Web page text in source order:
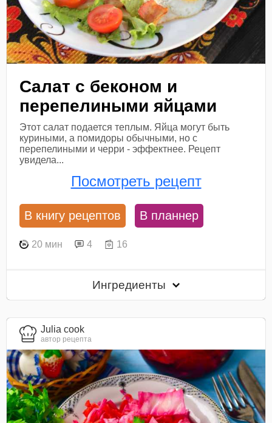
Салат с беконом и
перепелиными яйцами
Этот салат подается теплым. Яйца могут быть
куриными, а помидоры обычными, но с
перепелиными и черри - эффектнее. Рецепт
увидела...
Посмотреть рецепт
В книгу рецептов В планнер
20 мин 4 16
Ингредиенты
Julia cook
автор рецепта